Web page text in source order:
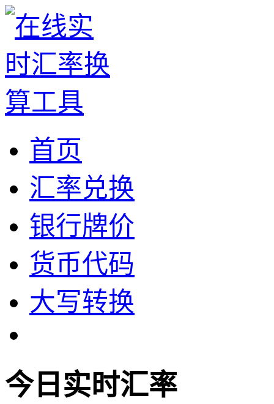
首页
汇率兑换
银行牌价
货币代码
大写转换
今日实时汇率